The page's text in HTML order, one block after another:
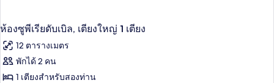
ห้องซูพีเรียดับเบิล, เตียงใหญ่ 1 เตียง
12 ตารางเมตร
พักได้ 2 คน
1 เตียงสำหรับสองท่าน